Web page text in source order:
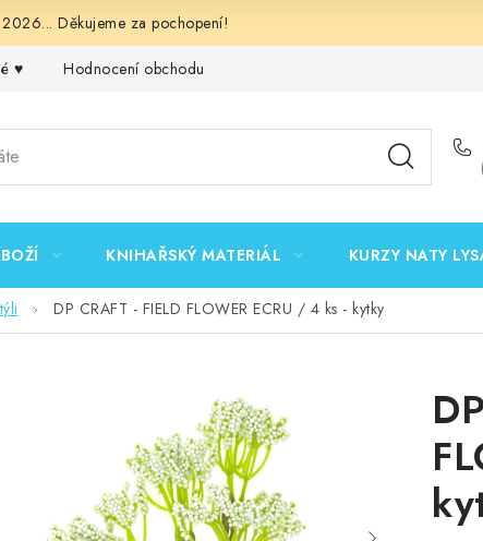
Děkujeme za pochopení!
♥️ Hodnocení obchodu
KNIHAŘSKÝ MATERIÁL KURZY NATY
DP CRAFT - FIELD FLOWER ECRU / 4 ks - kytky